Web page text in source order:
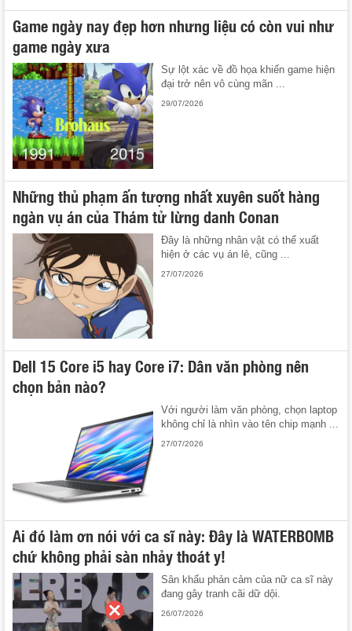
Game ngày nay đẹp hơn nhưng liệu có còn vui như
game ngày xưa
Sự lột xác về đồ họa khiến game hiện
đại trở nên vô cùng mãn ...
29/07/2026
Những thủ phạm ấn tượng nhất xuyên suốt hàng
ngàn vụ án của Thám tử lừng danh Conan
Đây là những nhân vật có thể xuất
hiện ở các vụ án lẻ, cũng ...
27/07/2026
Dell 15 Core i5 hay Core i7: Dân văn phòng nên
chọn bản nào?
Với người làm văn phòng, chọn laptop
không chỉ là nhìn vào tên chip mạnh ...
27/07/2026
Ai đó làm ơn nói với ca sĩ này: Đây là WATERBOMB
chứ không phải sàn nhảy thoát y!
Sân khấu phản cảm của nữ ca sĩ này
đang gây tranh cãi dữ dội.
26/07/2026